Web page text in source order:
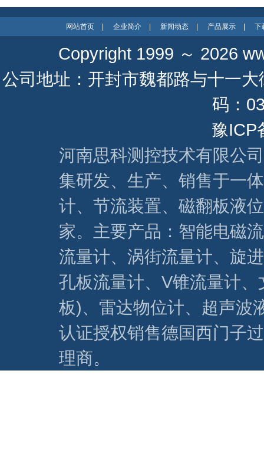
网站首页 企业简介 新闻动态 产品展示 下
Copyright 1999 ～ 2026
公司地址：开封市魏都路与十一
码：
豫ICP
河南思科测控技术有限公
集研发、生产、销售于一
计、节流装置、磁翻板液
家。主要产品：智能电磁
流量计、涡街流量计、旋
孔板流量计、V锥流量计
板)、雷达物位计、超声波
认证授权销售德国西门子
理商。